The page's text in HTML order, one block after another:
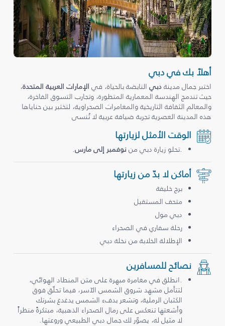
أهلاً بك في دبي
اختبر جمال مدينةدبيالنابضة بالحياة، في الإمارات العربية المتحدة،
حيث تندمج الهندسة المعمارية المتطورة، وتجارب التسوق الفاخرة،
والمعالم الثقافة التاريخية والمغامرات الصحراوية، لتختبر بين حناياها
هذه المدينة العصرية تجربة ضيافة عربية لا تُنسى
الوقت الأمثل لزيارتها
.تحلو زيارة دبي من نوفمبر إلى مارس.
أماكن لا بدّ من زيارتها
برج خليفة
متحف المستقبل
دبي مول
رحلة سفاري في الصحراء
الإطلالة الخلابة من نخلة دبي
نصائح للمسافرين
.انطلق في مغامرة مبهرة على متن المنطاد الهوائي،
لتتأمل مشهد شروق الشمس الآسر، فيما تحلّق فوق
الكثبان الرملية، وتشعر بدفء الشمس يدغدغ بشرتك
وأشعتها تنعكس على رمال الصحراء الذهبية، مبتكرةً منظراً
لا مثيل له، يصوّر لك جمال دبي الطبيعي وروعتها.